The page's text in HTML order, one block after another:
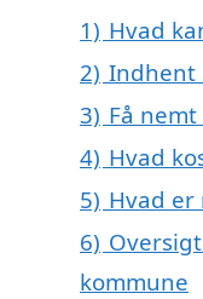
1) Hvad
2) Indhent
3) Få
4) Hvad
5) Hvad
6)
kommune